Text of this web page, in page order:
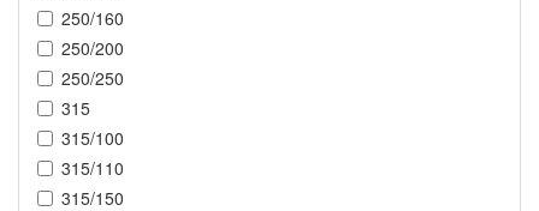
250/160
250/200
250/250
315
315/100
315/110
315/150